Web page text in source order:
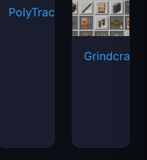
PolyTrack
Grindcraft